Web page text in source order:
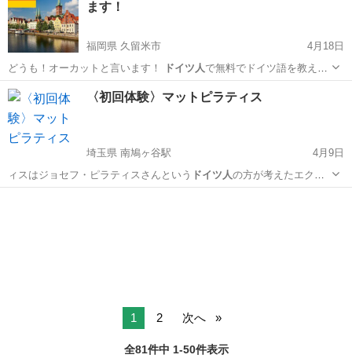
ます！
福岡県 久留米市
4月18日
どうも！オーカットと言います！
ドイツ人 で無料でドイツ語を教えま
す！ 自己…
福岡 久留米市 その他語学 ドイツ語
〈初回体験〉マットピラティス
埼玉県 南鳩ヶ谷駅
4月9日
ィスはジョセフ・ピラティスさんという ドイツ人の方が考えたエクサ
サイズで、リハビリ…
1 2 次へ
全81件中 1-50件表示